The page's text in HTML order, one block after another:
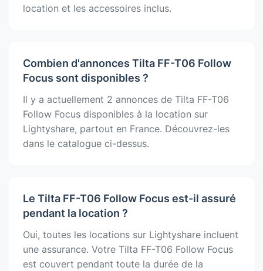
location et les accessoires inclus.
Combien d'annonces Tilta FF-T06 Follow
Focus sont disponibles ?
Il y a actuellement 2 annonces de Tilta FF-T06
Follow Focus disponibles à la location sur
Lightyshare, partout en France. Découvrez-les
dans le catalogue ci-dessus.
Le Tilta FF-T06 Follow Focus est-il assuré
pendant la location ?
Oui, toutes les locations sur Lightyshare incluent
une assurance. Votre Tilta FF-T06 Follow Focus
est couvert pendant toute la durée de la